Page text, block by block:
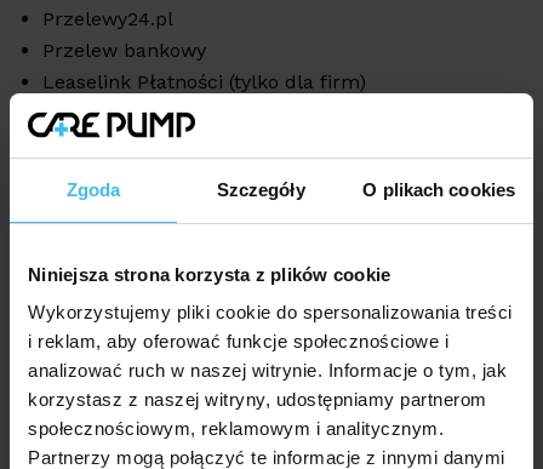
Zgoda Szczegóły O plikach cookies
Niniejsza strona korzysta z plików cookie
Wykorzystujemy pliki cookie do spersonalizowania treści
i reklam, aby oferować funkcje społecznościowe i
analizować ruch w naszej witrynie. Informacje o tym, jak
korzystasz z naszej witryny, udostępniamy partnerom
społecznościowym, reklamowym i analitycznym.
Partnerzy mogą połączyć te informacje z innymi danymi
Przelewy24.pl
Przelew bankowy
Leaselink Płatności (tylko dla firm)
eRaty Santander Consumer Bank S.A.
Kurier - za pobraniem
Odbiór osobisty (Kraków)
Przelewy24.pl
Przelew bankowy
Leaselink Płatności (tylko dla firm)
Gotówka
eRaty Santander Consumer Bank S.A.